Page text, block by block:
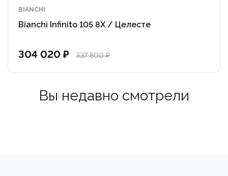
снижая турбулентность, а нижние перья стали
заметно толще для обеспечения лучшей передачи
OLTRE PRO имеет увеличенные зазоры для установки
покрышек 700x30C. В дополнение к большему
резина, новая конструкция снижает турбулентность
BIANCHI
Bianchi Infinito 105 8X / Целесте
304 020 ₽ 337 800 ₽
Вы недавно смотрели